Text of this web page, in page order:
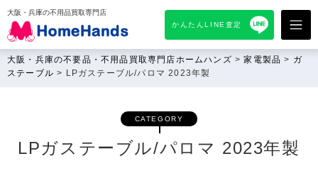
大阪・兵庫の不用品買取専門店
かんたんLINE査定
大阪・兵庫の不要品・不用品買取専門店ホームハンズ >家電製品 > ガ
ステーブル > LPガステーブル/パロマ 2023年製
CATEGORY
LPガステーブル/パロマ 2023年製